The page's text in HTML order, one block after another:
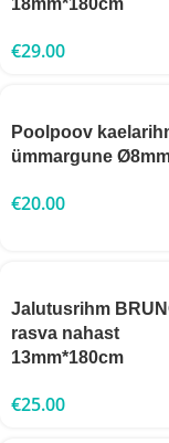
€29.00
Poolpoov
ümmargune
€20.00
Jalutusrihm
rasva nahast
13mm*180cm
€25.00